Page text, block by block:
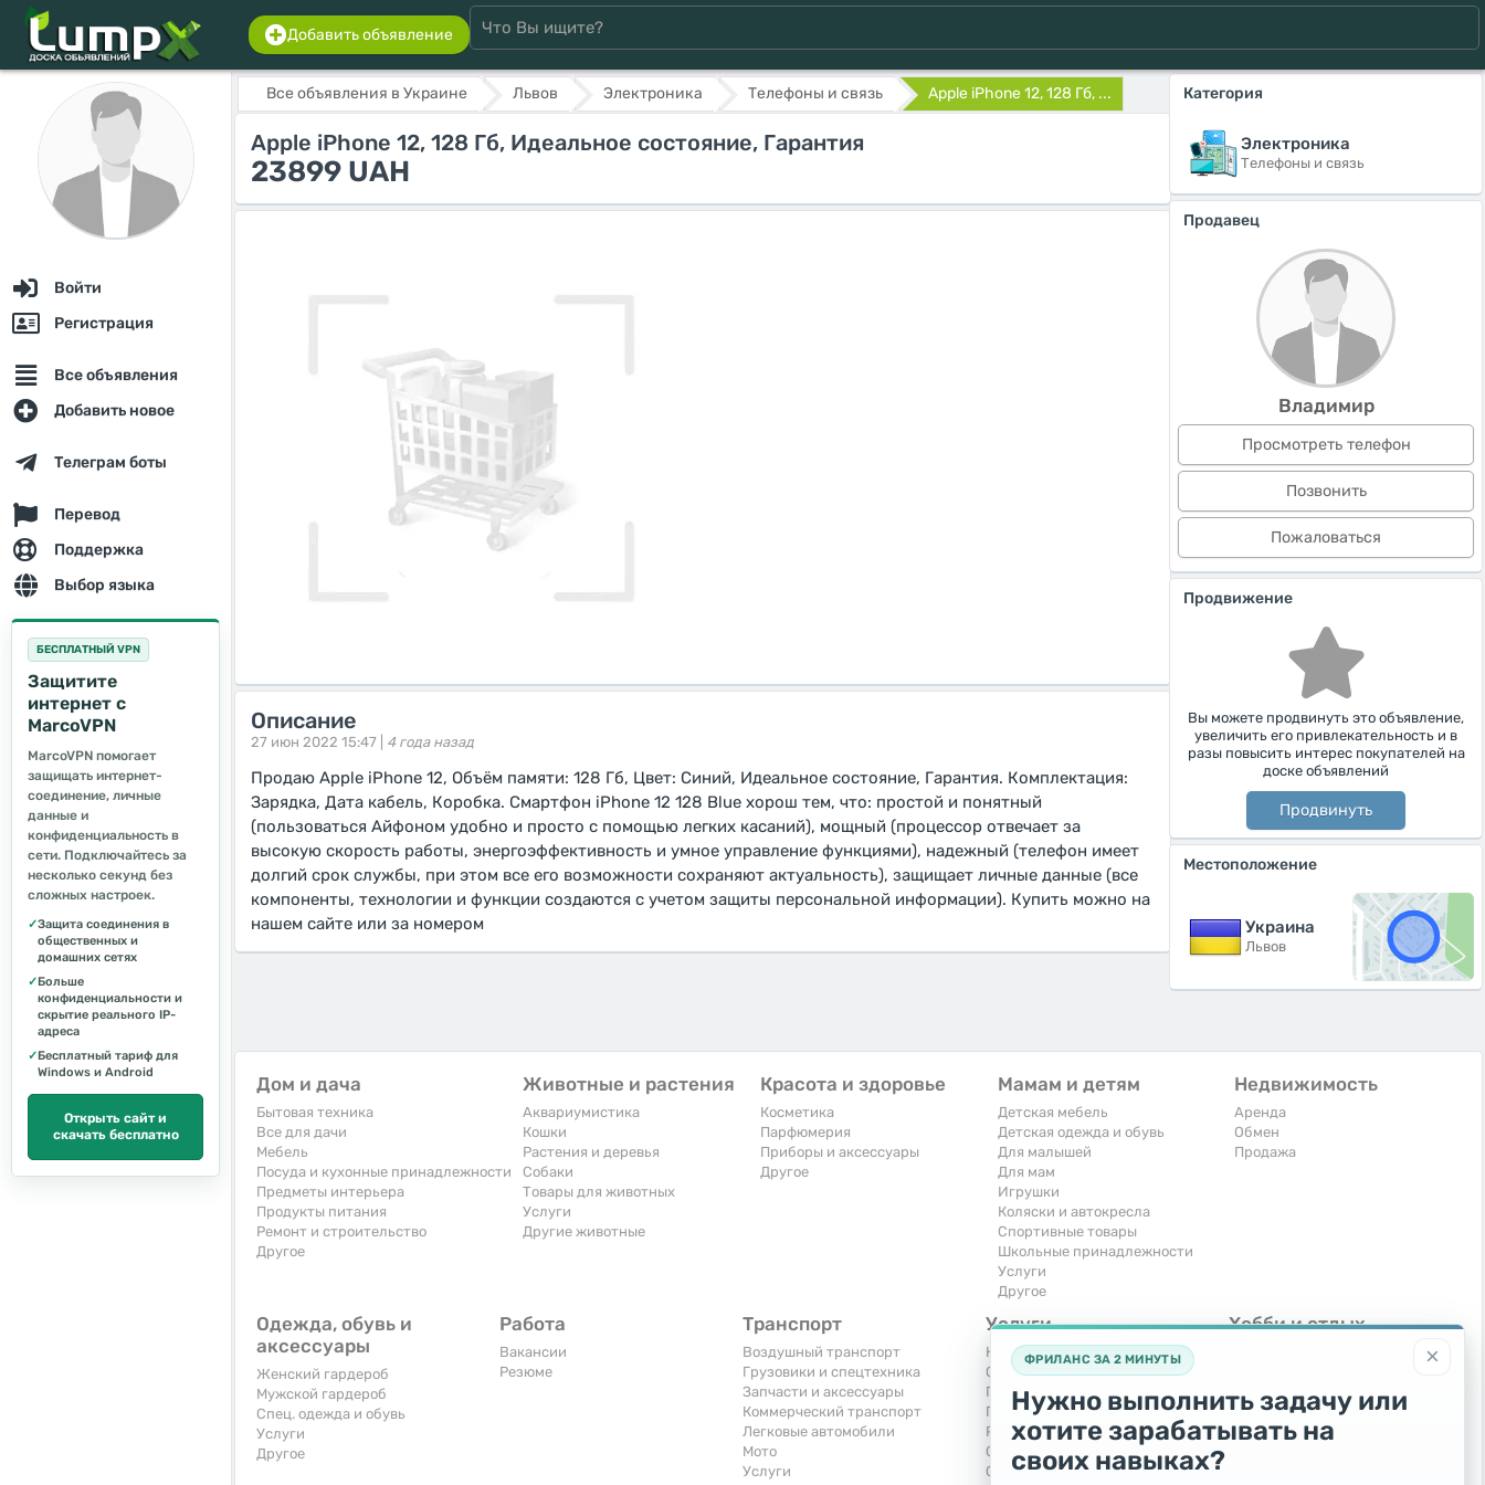
Добавить объявление
Войти
Регистрация
Все объявления
Добавить новое
Телеграм боты
Перевод
Поддержка
Выбор языка
БЕСПЛАТНЫЙ VPN
Защитите
интернет с
MarcoVPN
MarcoVPN помогает
защищать интернет-
соединение, личные
данные и
конфиденциальность в
сети. Подключайтесь за
несколько секунд без
сложных настроек.
✓Защита соединения в
общественных и
домашних сетях
✓Больше
конфиденциальности и
скрытие реального IP-
адреса
✓Бесплатный тариф для
Windows и Android
Открыть сайт и
скачать бесплатно
Все объявления в Украине Львов Электроника Телефоны и связь Apple iPhone 12, 128 Гб, ...
Apple iPhone 12, 128 Гб, Идеальное состояние, Гарантия
23899 UAH
Описание
27 июн 2022 15:47 | 4 года назад
Продаю Apple iPhone 12, Объём памяти: 128 Гб, Цвет: Синий, Идеальное состояние, Гарантия. Комплектация:
Зарядка, Дата кабель, Коробка. Смартфон iPhone 12 128 Blue хорош тем, что: простой и понятный
(пользоваться Айфоном удобно и просто с помощью легких касаний), мощный (процессор отвечает за
высокую скорость работы, энергоэффективность и умное управление функциями), надежный (телефон имеет
долгий срок службы, при этом все его возможности сохраняют актуальность), защищает личные данные (все
компоненты, технологии и функции создаются с учетом защиты персональной информации). Купить можно на
нашем сайте или за номером
Категория
Электроника
Телефоны и связь
Продавец
Владимир
Просмотреть телефон
Позвонить
Пожаловаться
Продвижение
Вы можете продвинуть это объявление,
увеличить его привлекательность и в
разы повысить интерес покупателей на
доске объявлений
Продвинуть
Местоположение
Украина
Львов
Дом и дача
Бытовая техника
Все для дачи
Мебель
Посуда и кухонные принадлежности
Предметы интерьера
Продукты питания
Ремонт и строительство
Другое
Животные и растения
Аквариумистика
Кошки
Растения и деревья
Собаки
Товары для животных
Услуги
Другие животные
Красота и здоровье
Косметика
Парфюмерия
Приборы и аксессуары
Другое
Мамам и детям
Детская мебель
Детская одежда и обувь
Для малышей
Для мам
Игрушки
Коляски и автокресла
Спортивные товары
Школьные принадлежности
Услуги
Другое
Недвижимость
Аренда
Обмен
Продажа
Одежда, обувь и
аксессуары
Женский гардероб
Мужской гардероб
Спец. одежда и обувь
Услуги
Другое
Работа
Вакансии
Резюме
Транспорт
Воздушный транспорт
Грузовики и спецтехника
Запчасти и аксессуары
Коммерческий транспорт
Легковые автомобили
Мото
Услуги
Услуги
Компьютеры, интернет
Обучение и репетиторство
Перевозки и транспорт
Праздники и мероприятия
Ремонт и установка техники
Сиделки, горничные
Строительство и ремонт
Хобби и отдых
Спорт и отдых
Другое
×
ФРИЛАНС ЗА 2 МИНУТЫ
Нужно выполнить задачу или
хотите зарабатывать на
своих навыках?